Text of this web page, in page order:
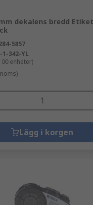
dekalens bredd
5857
1-342-YL
enheter)
Lägg i korgen